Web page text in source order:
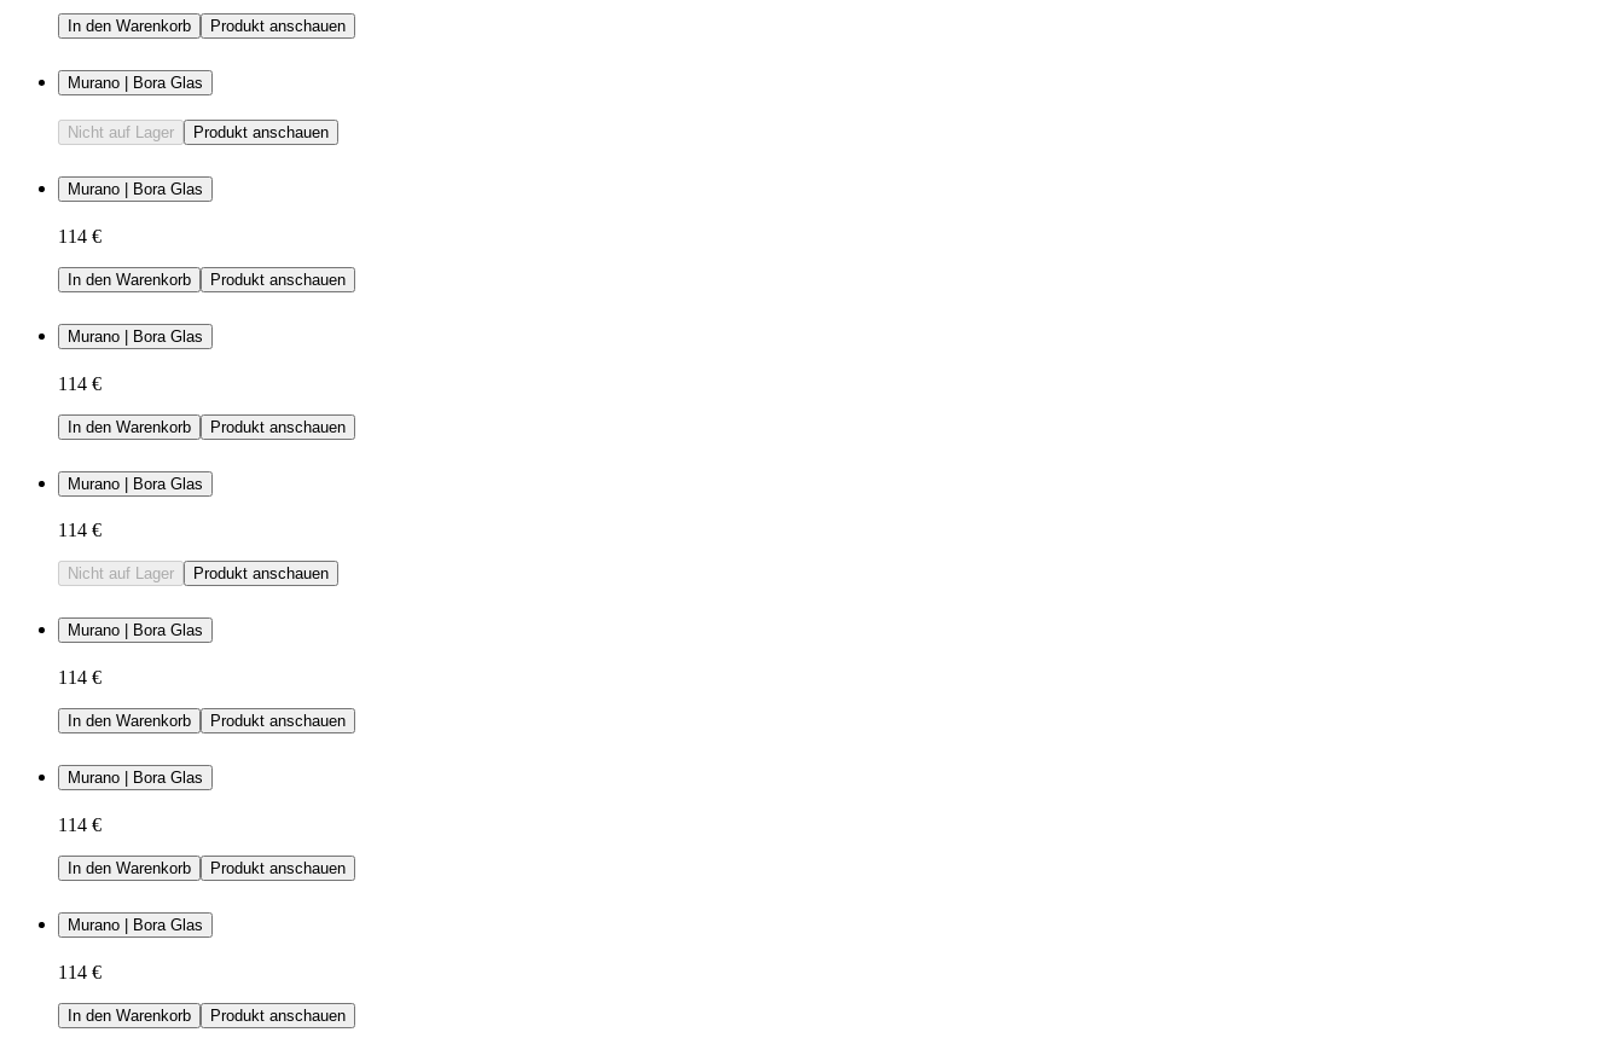
In den Warenkorb Produkt anschauen
Murano | Bora Glas
Nicht auf Lager Produkt anschauen
Murano | Bora Glas
114 €
In den Warenkorb Produkt anschauen
Murano | Bora Glas
114 €
In den Warenkorb Produkt anschauen
Murano | Bora Glas
114 €
Nicht auf Lager Produkt anschauen
Murano | Bora Glas
114 €
In den Warenkorb Produkt anschauen
Murano | Bora Glas
114 €
In den Warenkorb Produkt anschauen
Murano | Bora Glas
114 €
In den Warenkorb Produkt anschauen